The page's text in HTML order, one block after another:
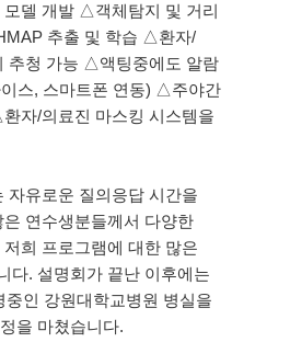
모델 개발 △객체탐지 및 거리
추출 및 학습 △환자/
추청 가능 △액팅중에도 알람
스, 스마트폰 연동) △주야간
자/의료진 마스킹 시스템을
자유로운 질의응답 시간을
연수생분들께서 다양한
희 프로그램에 대한 많은
다. 설명회가 끝난 이후에는
중인 강원대학교병원 병실을
을 마쳤습니다.